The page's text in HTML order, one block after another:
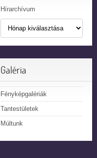
Hírarchívum
Galéria
Fényképgalériák
Tantestületek
Múltunk